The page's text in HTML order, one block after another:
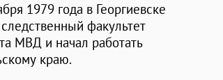
1979 года в Георгиевске
факультет
МВД и начал работать
краю.